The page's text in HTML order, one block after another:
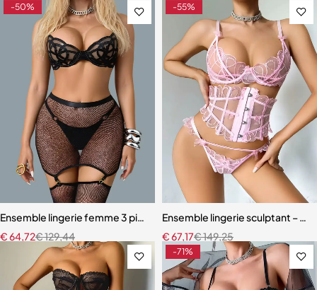
-50%
Ensemble lingerie femme 3 pièces – Résille noire brodée avec
€129,44
€64,72
-55%
Ensemble lingerie sculptant –
€149,25
€67,17
-71%